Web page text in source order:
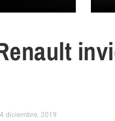
4 diciembre, 2019